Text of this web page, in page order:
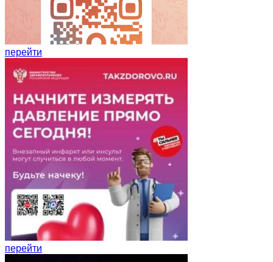
перейти
перейти